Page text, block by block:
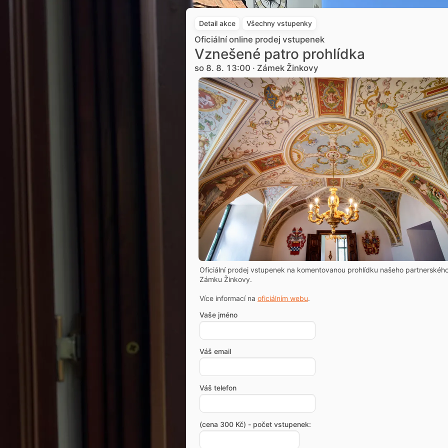
Detail akce Všechny vstupenky
Oficiální online prodej vstupenek
Vznešené patro prohlídka
so 8. 8. 13:00 · Zámek Žinkovy
Oficiální prodej vstupenek na komentovanou prohlídku našeho
Zámku Žinkovy.
Více informací na oficiálním webu.
Vaše jméno
Váš email
Váš telefon
(cena 300 Kč) - počet vstupenek: